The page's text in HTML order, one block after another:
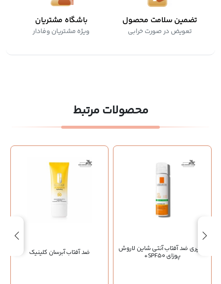
تضمین سلامت محصول
تعویض در صورت خرابی
باشگاه مشتریان
ویژه مشتریان وفادار
محصولات مرتبط
اسپری ضد آفتاب آنتی شاین لاروش
پوزای SPF50+ ضد آفتاب آبرسان کلینیک